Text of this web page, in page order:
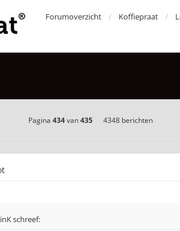
Forumoverzicht Koffiepraat
Pagina 434van435 4348 berichten
schreef: